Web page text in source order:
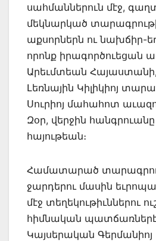
սահմաններուն մէջ,
մեկնարկած
աքսորներն ու նախճիր-
որոնք իրագործուեցան
Արեւմտեան
Լեռնային Կիլիկիոյ
Սուրիոյ մահահոտ
Զօր, վերջին
հա­յութեան։
Համատարած
ջարդերու մասին
մէջ տեղեկութիւններու
հիմնական
Կայսերական Գերմանիոյ